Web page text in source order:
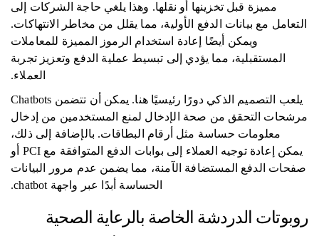
مميزة قبل تخزينها أو نقلها. وهذا يلغي حاجة الشركات إلى
التعامل مع بيانات الدفع الأولية، مما يقلل من مخاطر الانتهاكات.
ويمكن أيضًا إعادة استخدام الرموز المميزة للمعاملات
المستقبلية، مما يؤدي إلى تبسيط عملية الدفع وتعزيز تجربة
العملاء.
يلعب التصميم الذكي دورًا رئيسيًا هنا. يمكن أن تتضمن Chatbots
مرشحات التحقق من صحة الإدخال لمنع المستخدمين من إدخال
معلومات حساسة مثل أرقام البطاقات. بالإضافة إلى ذلك،
يمكن إعادة توجيه العملاء إلى بوابات الدفع المتوافقة مع PCI أو
صفحات الدفع المستضافة الآمنة، مما يضمن عدم مرور البيانات
الحساسة أبدًا عبر واجهة chatbot.
روبوتات الدردشة الخاصة بالرعاية الصحية